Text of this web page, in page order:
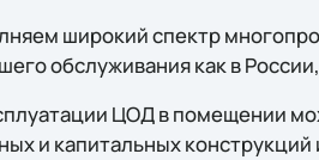
широкий спектр
обслуживания как в
ЦОД в помещении
и капитальных